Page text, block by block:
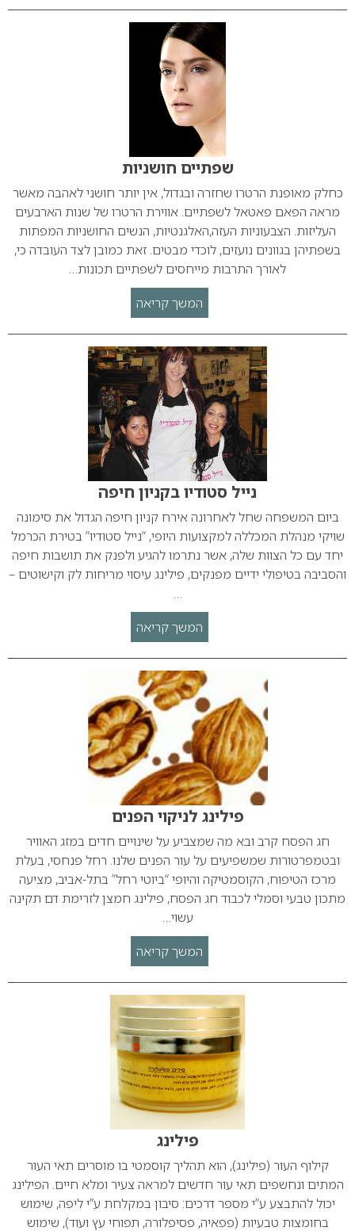
שפתיים חושניות
כחלק מאופנת הרטרו שחזרה ובגדול, אין יותר חושני לאהבה מאשר
מראה הפאם פאטאל לשפתיים. אווירת הרטרו של שנות הארבעים
העליזות. הצבעוניות העזה,האלגנטיות, הנשים החושניות המפתות
בשפתיהן בגוונים נועזים, לוכדי מבטים. זאת כמובן לצד העובדה כי,
לאורך התרבות מייחסים לשפתיים תכונות…
המשך קריאה
נייל סטודיו בקניון חיפה
ביום המשפחה שחל לאחרונה אירח קניון חיפה הגדול את סימונה
שויקי מנהלת המכללה למקצועות היופי, “נייל סטודיו” בטירת הכרמל
יחד עם כל הצוות שלה, אשר נתרמו להגיע ולפנק את תושבות חיפה
והסביבה בטיפולי ידיים מפנקים, פילינג עיסוי מריחות לק וקישוטים –
…
המשך קריאה
פילינג לניקוי הפנים
חג הפסח קרב ובא מה שמצביע על שינויים חדים במזג האוויר
ובטמפרטורות שמשפיעים על עור הפנים שלנו. רחל פנחסי, בעלת
מרכז הטיפוח, הקוסמטיקה והיופי “ביוטי רחל” בתל-אביב, מציעה
מתכון טבעי וסמלי לכבוד חג הפסח, פילינג חמצן לזרימת דם תקינה
עשוי…
המשך קריאה
פילינג
קילוף העור (פילינג), הוא תהליך קוסמטי בו מוסרים תאי העור
המתים ונחשפים תאי עור חדשים למראה צעיר ומלא חיים. הפילינג
יכול להתבצע ע”י מספר דרכים: סיבון במקלחת ע”י ליפה, שימוש
בחומצות טבעיות (פפאיה, פסיפלורה, תפוחי עץ ועוד), שימוש